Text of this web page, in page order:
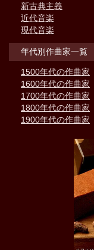
新古典主義
近代音楽
現代音楽
年代別作曲家一覧
1500年代の作曲家
1600年代の作曲家
1700年代の作曲家
1800年代の作曲家
1900年代の作曲家